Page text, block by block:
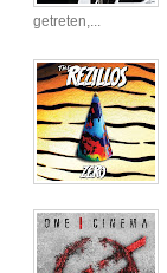
getreten,...